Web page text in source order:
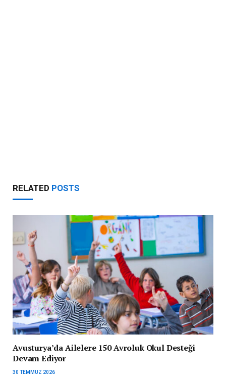
RELATED POSTS
Avusturya’da Ailelere 150 Avroluk Okul Desteği
Devam Ediyor
30 TEMMUZ 2026